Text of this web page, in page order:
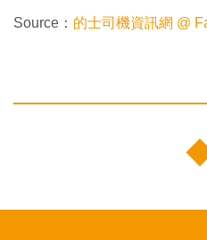
Source： 的士司機資訊網 @